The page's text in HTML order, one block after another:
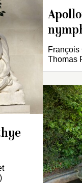
François
Thomas